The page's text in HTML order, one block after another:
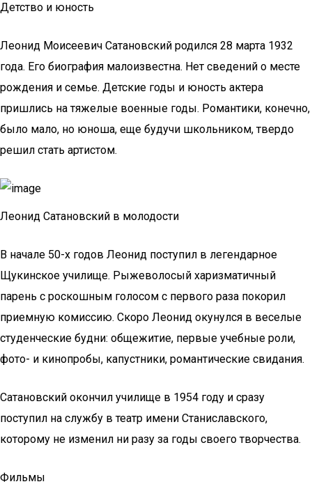
Детство и юность
Леонид Моисеевич Сатановский родился 28 марта 1932
года. Его биография малоизвестна. Нет сведений о месте
рождения и семье. Детские годы и юность актера
пришлись на тяжелые военные годы. Романтики, конечно,
было мало, но юноша, еще будучи школьником, твердо
решил стать артистом.
Леонид Сатановский в молодости
В начале 50-х годов Леонид поступил в легендарное
Щукинское училище. Рыжеволосый харизматичный
парень с роскошным голосом с первого раза покорил
приемную комиссию. Скоро Леонид окунулся в веселые
студенческие будни: общежитие, первые учебные роли,
фото- и кинопробы, капустники, романтические свидания.
Сатановский окончил училище в 1954 году и сразу
поступил на службу в театр имени Станиславского,
которому не изменил ни разу за годы своего творчества.
Фильмы